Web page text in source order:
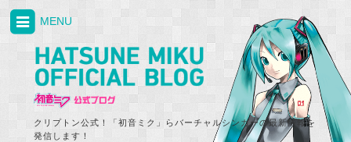
クリプトン公式！「初音ミク」らバーチャルシンガーの最新情報を
発信します！
MENU